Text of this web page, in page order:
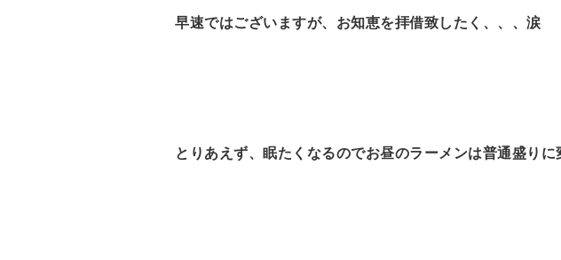
早速ではございますが、お知恵を拝借致したく、、、涙
とりあえず、眠たくなるのでお昼のラーメンは普通盛り